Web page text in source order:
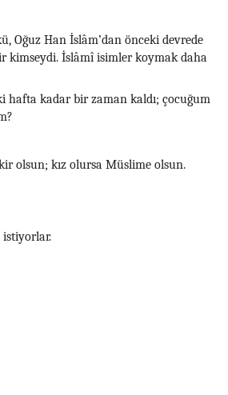
Oğuz Han İslâm’dan önceki devrede
kimseydi. İslâmî isimler koymak daha
hafta kadar bir zaman kaldı; çocuğum
olsun; kız olursa Müslime olsun.
istiyorlar.